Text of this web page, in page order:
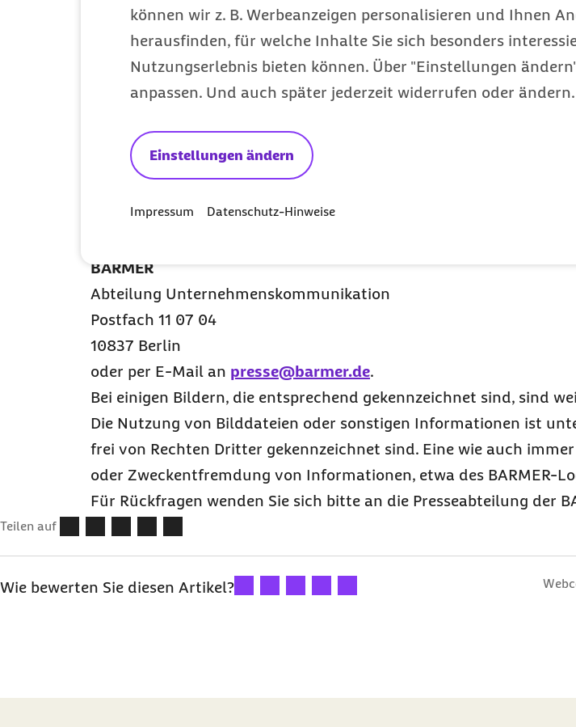
können wir z. B. Werbeanzeigen personalisieren und Ihnen
herausfinden, für welche Inhalte Sie sich besonders
Nutzungserlebnis bieten können. Über "Einstellungen
anpassen. Und auch später jederzeit widerrufen oder ändern.
Einstellungen ändern
Impressum Datenschutz-Hinweise
Nutzungsrechte
rechtlich geschützt. Eine Nutzung ausschließlich zu
Internet- undTV-Medien sowie freie Journalisten ist gestattet.
Berichterstattung honorarfrei genutzt werden. Bei Verwendung in
BARMER
Abteilung Unternehmenskommunikation
Postfach 11 07 04
10837 Berlin
oder per E-Mail an presse@barmer.de.
Bei einigen Bildern, die entsprechend gekennzeichnet sind, sind
Die Nutzung von Bilddateien oder sonstigen Informationen ist
frei von Rechten Dritter gekennzeichnet sind. Eine wie auch
oder Zweckentfremdung von Informationen, etwa des BARMER-
Für Rückfragen wenden Sie sich bitte an die Presseabteilung der
Teilen auf
Wie bewerten Sie diesen Artikel?Ihre Bewertung: 1 Stern
Ihre Bewertung: 2 Sterne
Ihre Bewertung: 3 Sterne
Ihre Bewertung: 4 Sterne
Ihre Bewertung: 5 Sterne